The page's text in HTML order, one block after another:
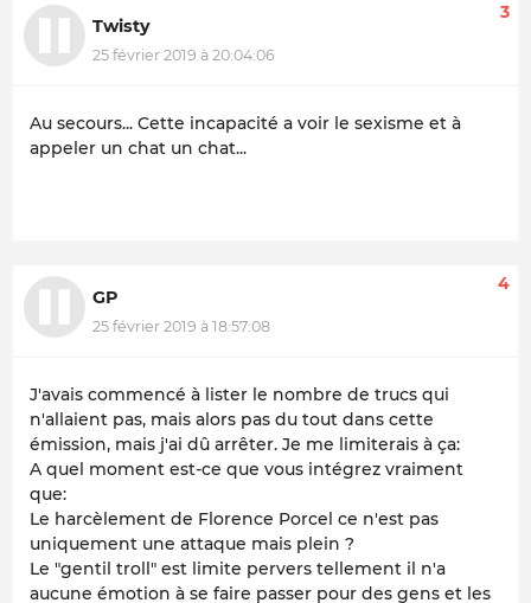
Twisty
25 février 2019 à 20:04:06
3
Au secours... Cette incapacité a voir le sexisme et à
appeler un chat un chat...
GP
25 février 2019 à 18:57:08
4
J'avais commencé à lister le nombre de trucs qui
n'allaient pas, mais alors pas du tout dans cette
émission, mais j'ai dû arrêter. Je me limiterais à ça:
A quel moment est-ce que vous intégrez vraiment
que:
Le harcèlement de Florence Porcel ce n'est pas
uniquement une attaque mais plein ?
Le "gentil troll" est limite pervers tellement il n'a
aucune émotion à se faire passer pour des gens et les